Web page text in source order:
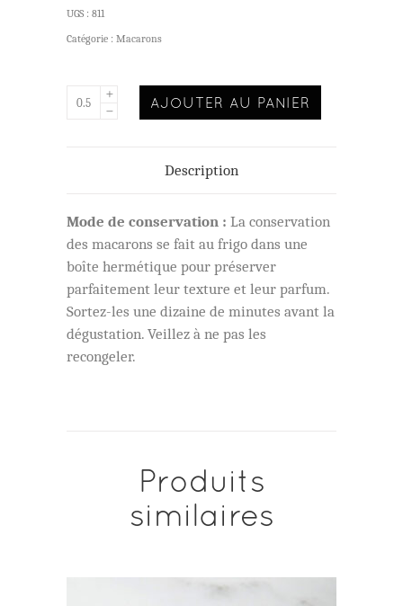
UGS : 811
Catégorie : Macarons
AJOUTER AU PANIER
Description
Mode de conservation : La conservation
des macarons se fait au frigo dans une
boîte hermétique pour préserver
parfaitement leur texture et leur parfum.
Sortez-les une dizaine de minutes avant la
dégustation. Veillez à ne pas les
recongeler.
Produits
similaires